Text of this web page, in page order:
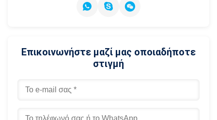
Επικοινωνήστε μαζί μας οποιαδήποτε
στιγμή